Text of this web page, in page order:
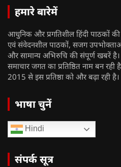
हमारे बारेमें
आधुनिक और प्रगतिशील हिंदी पाठकों की
एवं संवेदनशील पाठकों, सजग उपभोक्ताओं
और सामान्य अभिरुचि की संपूर्ण खबरें है।
समाचार जगत का प्रतिष्ठित नाम बन रही
2015 से इस प्रतिष्ठा को और बढ़ा रही है।
भाषा चुनें
Hindi
संपर्क सूत्र